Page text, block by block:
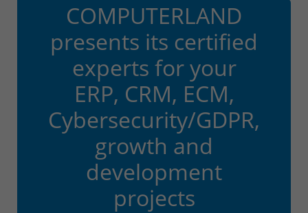
COMPUTERLAND
presents its certified
experts for your
ERP, CRM, ECM,
Cybersecurity/GDPR,
growth and
development
projects